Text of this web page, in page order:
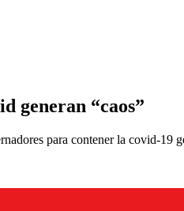
generan “caos”
para contener la covid-19